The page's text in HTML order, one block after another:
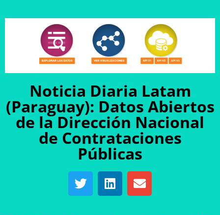
Noticia Diaria Latam
(Paraguay): Datos Abiertos
de la Dirección Nacional
de Contrataciones
Públicas